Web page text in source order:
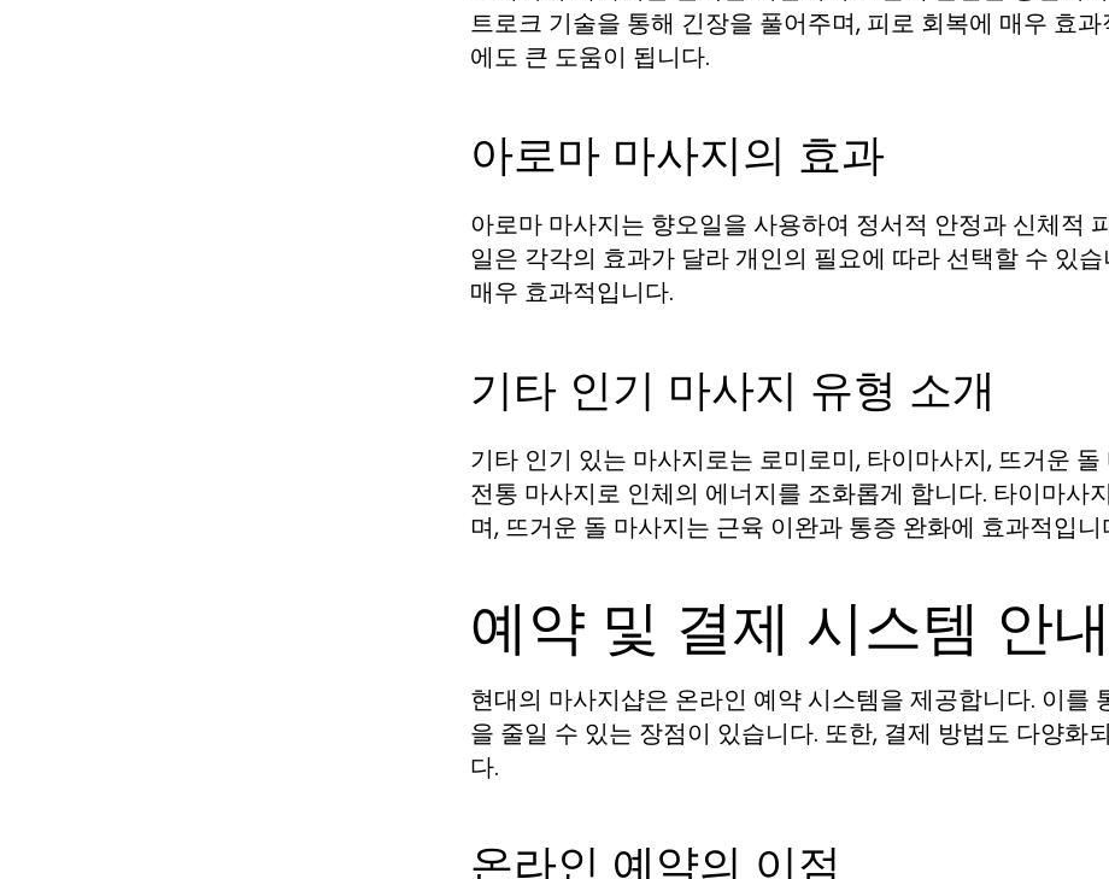
트로크 기술을 통해 긴장을 풀어주며, 피로 회복에 매우 효
에도 큰 도움이 됩니다.
아로마 마사지의 효과
아로마 마사지는 향오일을 사용하여 정서적 안정과 신체적
일은 각각의 효과가 달라 개인의 필요에 따라 선택할 수 있
매우 효과적입니다.
기타 인기 마사지 유형 소개
기타 인기 있는 마사지로는 로미로미, 타이마사지, 뜨거운
전통 마사지로 인체의 에너지를 조화롭게 합니다. 타이마사
며, 뜨거운 돌 마사지는 근육 이완과 통증 완화에 효과적입니
예약 및 결제 시스템 안내
현대의 마사지샵은 온라인 예약 시스템을 제공합니다. 이를
을 줄일 수 있는 장점이 있습니다. 또한, 결제 방법도 다양화
다.
온라인 예약의 이점